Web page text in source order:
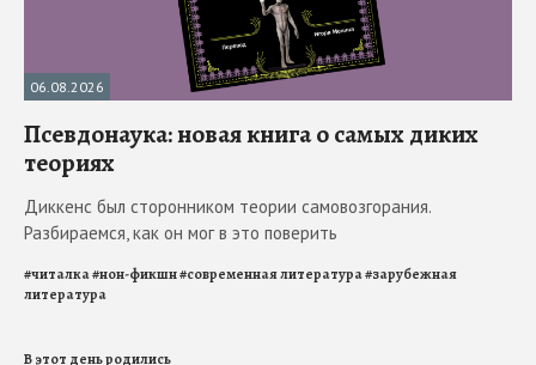
06.08.2026
Псевдонаука: новая книга о самых диких
теориях
Диккенс был сторонником теории самовозгорания.
Разбираемся, как он мог в это поверить
#читалка#нон-фикшн#современная литература#зарубежная
литература
В этот день родились